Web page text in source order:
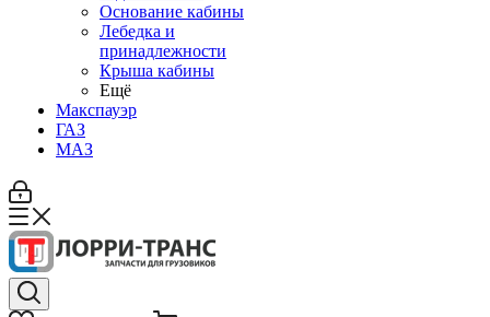
Основание кабины
Лебедка и
принадлежности
Крыша кабины
Ещё
Макспауэр
ГАЗ
МАЗ